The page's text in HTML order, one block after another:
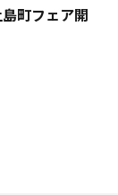
町フェア開